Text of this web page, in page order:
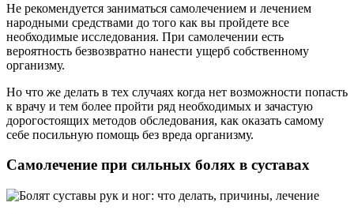
Не рекомендуется заниматься самолечением и лечением
народными средствами до того как вы пройдете все
необходимые исследования. При самолечении есть
вероятность безвозвратно нанести ущерб собственному
организму.
Но что же делать в тех случаях когда нет возможности попасть
к врачу и тем более пройти ряд необходимых и зачастую
дорогостоящих методов обследования, как оказать самому
себе посильную помощь без вреда организму.
Самолечение при сильных болях в суставах